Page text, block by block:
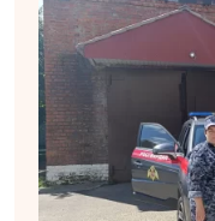
30.07.2026 в14:08